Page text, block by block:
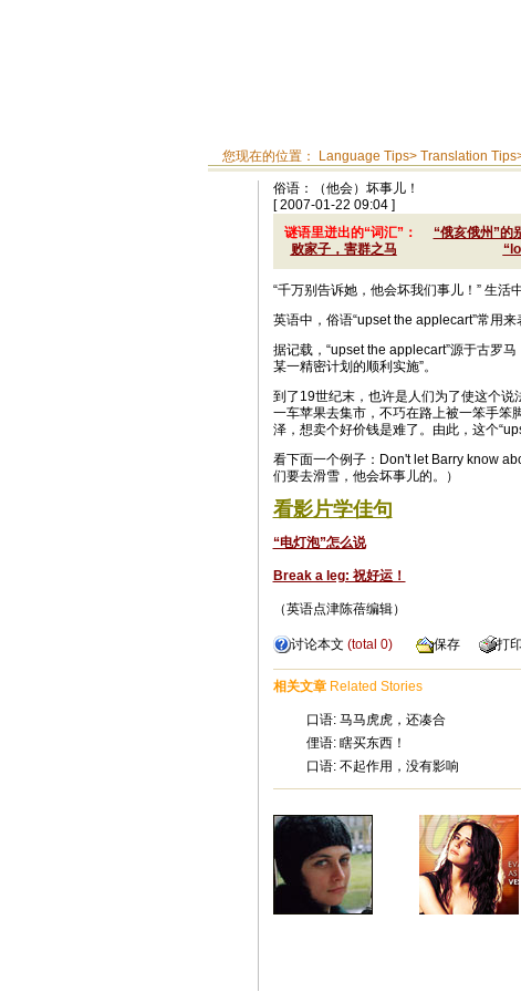
您现在的位置： Language Tips> Translation Tips
俗语：（他会）坏事儿！
[ 2007-01-22 09:04 ]
谜语里迸出的“词汇”： “俄亥俄州”的
败家子，害群之马
“千万别告诉她，他会坏我们事儿！” 生活
英语中，俗语“upset the applecart”常用来
据记载，“upset the applecart”源于古罗
某一精密计划的顺利实施”。
到了19世纪末，也许是人们为了使这个说
一车苹果去集市，不巧在路上被一笨手笨
泽，想卖个好价钱是难了。由此，这个
看下面一个例子：Don't let Barry know
们要去滑雪，他会坏事儿的。）
看影片学佳句
“电灯泡”怎么说
Break a leg: 祝好运！
（英语点津陈蓓编辑）
讨论本文 (total 0) 保存 打印
相关文章 Related Stories
口语: 马马虎虎，还凑合
俚语: 瞎买东西！
口语: 不起作用，没有影响